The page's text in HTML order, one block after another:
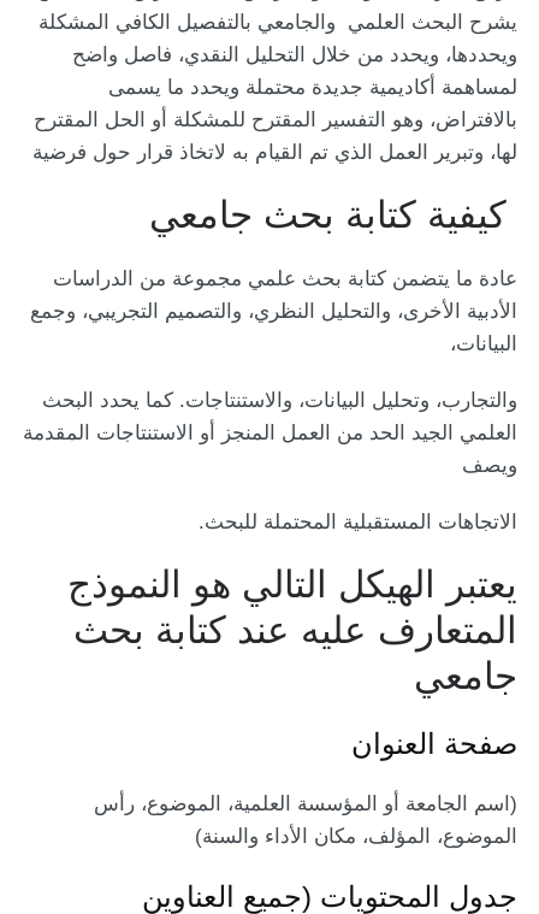
يشرح البحث العلمي والجامعي بالتفصيل الكافي المشكلة
ويحددها، ويحدد من خلال التحليل النقدي، فاصل واضح
لمساهمة أكاديمية جديدة محتملة ويحدد ما يسمى
بالافتراض، وهو التفسير المقترح للمشكلة أو الحل المقترح
لها، وتبرير العمل الذي تم القيام به لاتخاذ قرار حول فرضية
كيفية كتابة بحث جامعي
عادة ما يتضمن كتابة بحث علمي مجموعة من الدراسات
الأدبية الأخرى، والتحليل النظري، والتصميم التجريبي، وجمع
البيانات،
والتجارب، وتحليل البيانات، والاستنتاجات. كما يحدد البحث
العلمي الجيد الحد من العمل المنجز أو الاستنتاجات المقدمة
ويصف
الاتجاهات المستقبلية المحتملة للبحث.
يعتبر الهيكل التالي هو النموذج
المتعارف عليه عند كتابة بحث
جامعي
صفحة العنوان
(اسم الجامعة أو المؤسسة العلمية، الموضوع، رأس
الموضوع، المؤلف، مكان الأداء والسنة)
جدول المحتويات (جميع العناوين